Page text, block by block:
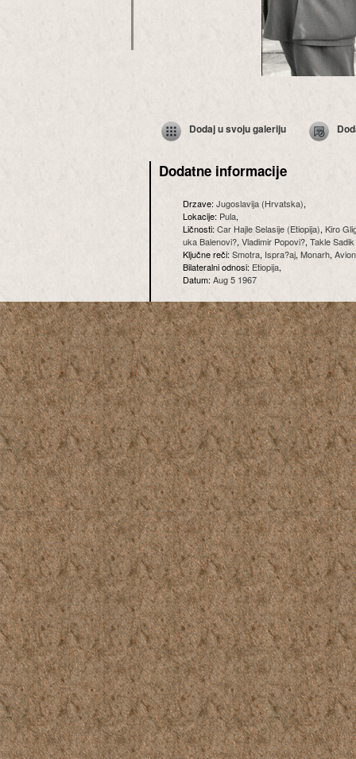
Dodaj u svoju galeriju
Dodatne informacije
Drzave:Jugoslavija (Hrvatska),
Lokacije: Pula,
Ličnosti:Car Hajle Selasije (Etiopija), Kiro
uka Balenovi?, Vladimir Popovi?, Takle
Ključne reči:Smotra, Ispra?aj, Monarh, Avion
Bilateralni odnosi: Etiopija,
Datum:Aug 5 1967